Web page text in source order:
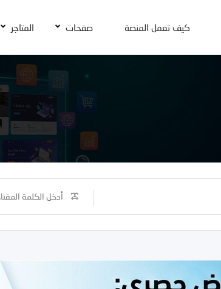
كيف تعمل المنصة صفحات المتاجر